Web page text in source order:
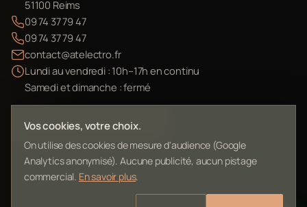
51100 Reims
09 74 37 79 47
09 74 37 79 47
contact@atelectro.fr
Lundi au vendredi : 10h–17h en continu
Samedi et dimanche : fermé
Envoyer mon matériel
Vos cookies, votre choix.
On utilise des cookies de mesure d'audience (Google
Analytics anonymisé). Aucune publicité, aucun pistage
commercial. En savoir plus.